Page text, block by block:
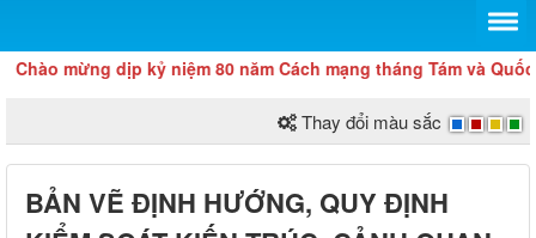
mừng dịp kỷ niệm 80 năm Cách mạng tháng Tám và Quốc
Thay đổi màu sắc
BẢN VẼ ĐỊNH HƯỚNG, QUY ĐỊNH